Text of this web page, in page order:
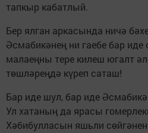
тапкыр кабатлый.
Бер ялган аркасында ничә
Әсмабикәнең ни гаебе бар иде
малаеңны тере килеш югалт
төшләреңдә күреп саташ!
Бар иде шул, бар иде
Ул хатаның да ярасы
Хәбибулласын яшьли